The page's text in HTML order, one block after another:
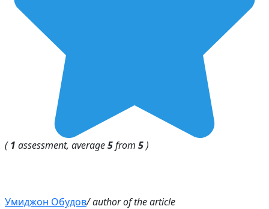
(1 assessment, average5from 5)
Умиджон Обудов/ author of the article